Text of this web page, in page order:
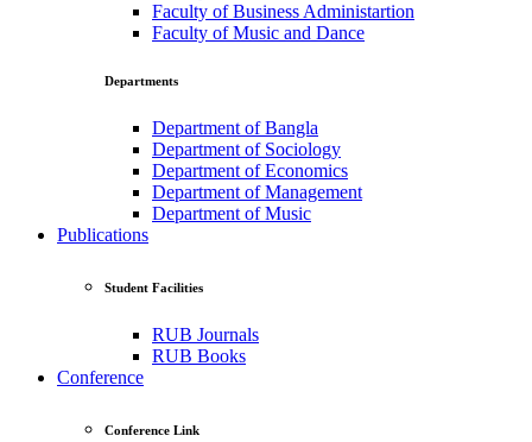
Faculty of Business Administartion
Faculty of Music and Dance
Departments
Department of Bangla
Department of Sociology
Department of Economics
Department of Management
Department of Music
Publications
Student Facilities
RUB Journals
RUB Books
Conference
Conference Link